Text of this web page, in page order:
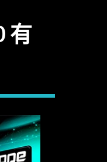
有